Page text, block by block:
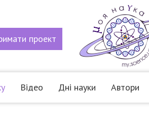
проект
Відео Дні науки Автори